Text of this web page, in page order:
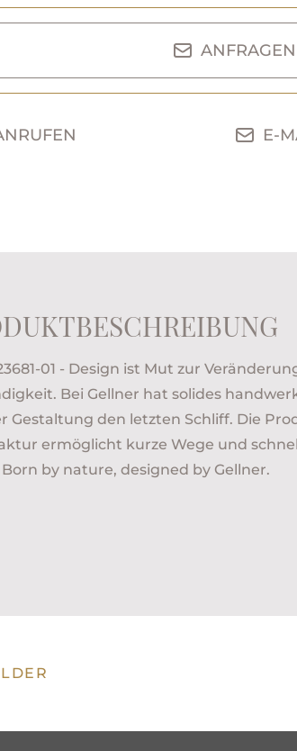
ANFRAGEN
E-
01 - Design ist Mut zur
Bei Gellner hat solides
Gestaltung den letzten Schliff. Die
ermöglicht kurze Wege und
Born by nature, designed by Gellner.